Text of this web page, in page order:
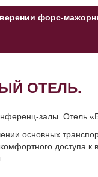
форс-
ОТЕЛЬ.
залы. Отель
основных
доступа